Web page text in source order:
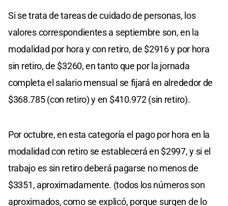
Si se trata de tareas de cuidado de personas, los
valores correspondientes a septiembre son, en la
modalidad por hora y con retiro, de $2916 y por hora
sin retiro, de $3260, en tanto que por la jornada
completa el salario mensual se fijará en alrededor de
$368.785 (con retiro) y en $410.972 (sin retiro).
Por octubre, en esta categoría el pago por hora en la
modalidad con retiro se establecerá en $2997, y si el
trabajo es sin retiro deberá pagarse no menos de
$3351, aproximadamente. (todos los números son
aproximados, como se explicó, porque surgen de lo